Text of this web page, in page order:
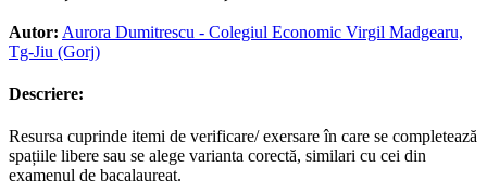
Autor: Aurora Dumitrescu - Colegiul Economic Virgil Madgearu,
Tg-Jiu (Gorj)
Descriere:
Resursa cuprinde itemi de verificare/ exersare în care se completează
spațiile libere sau se alege varianta corectă, similari cu cei din
examenul de bacalaureat.